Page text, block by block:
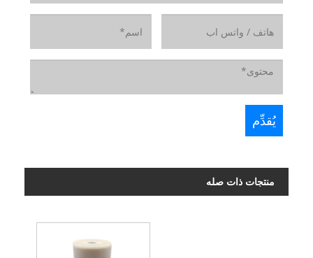
منتجات ذات صله